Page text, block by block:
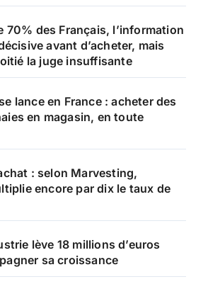
70% des Français, l’information
avant d’acheter, mais
la juge insuffisante
lance en France : acheter des
en magasin, en toute
: selon Marvesting,
encore par dix le taux de
lève 18 millions d’euros
sa croissance